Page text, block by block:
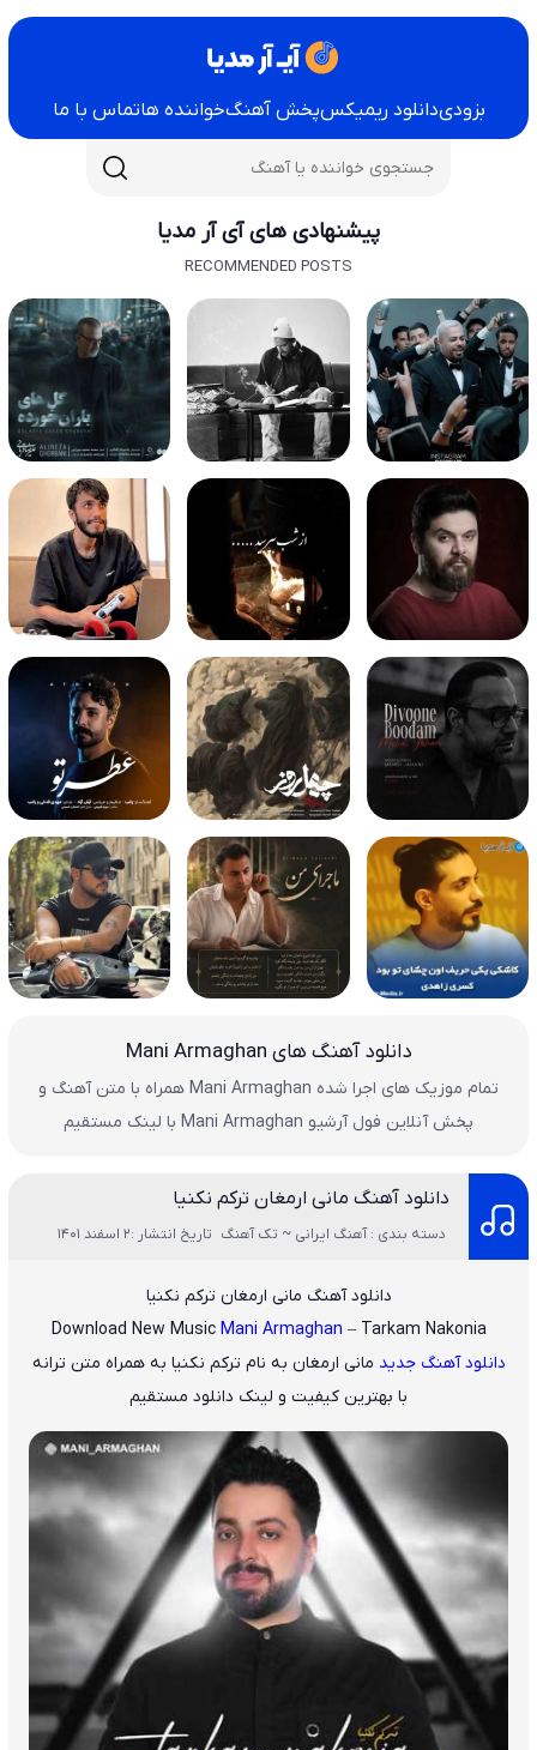
بزودیدانلود ریمیکسپخش آهنگخواننده هاتماس با ما
پیشنهادی های آی آر مدیا
RECOMMENDED POSTS
دانلود آهنگ های Mani Armaghan
تمام موزیک های اجرا شده Mani Armaghan همراه با متن آهنگ و
پخش آنلاین فول آرشیو Mani Armaghan با لینک مستقیم
دانلود آهنگ مانی ارمغان ترکم نکنیا
دسته بندی : آهنگ ایرانی ~ تک آهنگ تاریخ انتشار :2 اسفند 1401
دانلود آهنگ مانی ارمغان ترکم نکنیا
Download New MusicMani Armaghan – Tarkam Nakonia
دانلود آهنگ جدید مانی ارمغان به نام ترکم نکنیا به همراه متن ترانه
با بهترین کیفیت و لینک دانلود مستقیم